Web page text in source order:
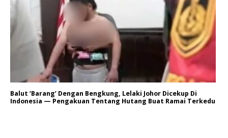
Balut ‘Barang’ Dengan Bengkung, Lelaki Johor Dicekup Di
Indonesia — Pengakuan Tentang Hutang Buat Ramai Terkedu